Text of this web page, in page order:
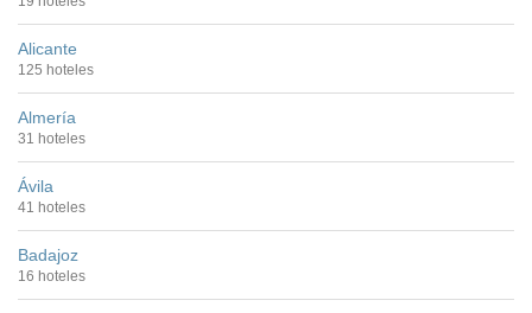
Alicante
125 hoteles
Almería
31 hoteles
Ávila
41 hoteles
Badajoz
16 hoteles